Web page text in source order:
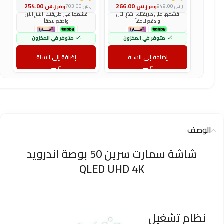
وفرر.س ر.س949.00
قسّمها على طريقتك. اشترِ الآن
وادفع لاحقاً
متوفر في المخزون
إضافة إلى السلة
وفرر.س ر.س703.00
قسّمها على طريقتك. اشترِ الآن
وادفع لاحقاً
متوفر في المخزون
إضافة إلى السلة
الوصف
شاشة سمارت سرين 50 بوصة اندرويد
QLED UHD 4K
نظام تشغيل